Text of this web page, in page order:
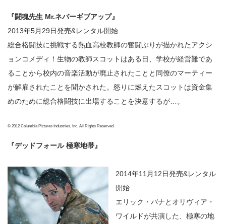
『闘魂先生 Mr.ネバーギブアップ』
2013年5月29日発売&レンタル開始
総合格闘技に挑戦する熱血高校教師の奮闘ぶりが描かれたアクシ
ョンコメディ！生物の教師スコットはある日、学校が経営難であ
ることから校内の音楽活動が廃止されたことと同僚のマーティー
が解雇されたことを聞かされた。怒りに燃えたスコットは資金集
めのために総合格闘技に出場することを決意するが…。
© 2012 Columbia Pictures Industries, Inc. All Rights Reserved.
『デッドフォール 極寒地帯』
2014年11月12日発売&レンタル
開始
エリック・バナとオリヴィア・
ワイルドが共演した、極寒の地